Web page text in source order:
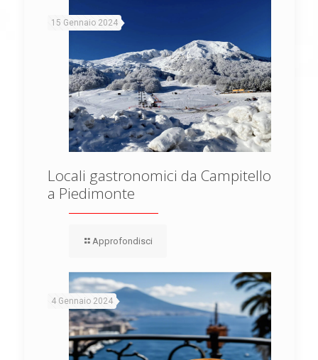
15 Gennaio 2024
Locali gastronomici da Campitello
a Piedimonte
Approfondisci
4 Gennaio 2024